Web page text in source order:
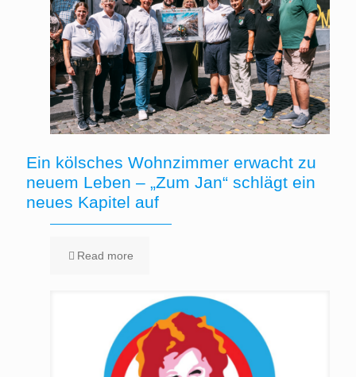
Ein kölsches Wohnzimmer erwacht zu
neuem Leben – „Zum Jan“ schlägt ein
neues Kapitel auf
Read more